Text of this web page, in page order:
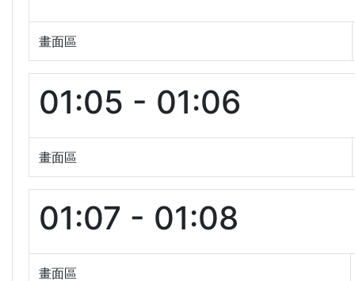
畫面區
01:05 - 01:06
畫面區
01:07 - 01:08
畫面區